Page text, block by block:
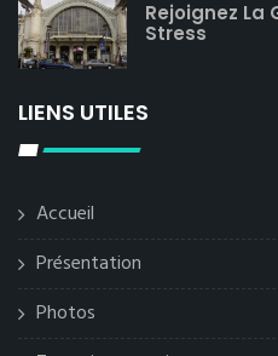
Rejoignez La
Stress
LIENS UTILES
Accueil
Présentation
Photos